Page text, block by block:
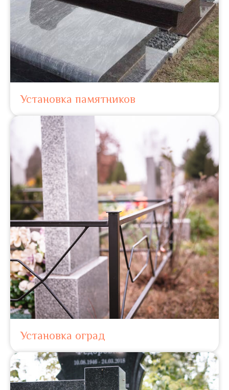
Установка памятников
Установка оград